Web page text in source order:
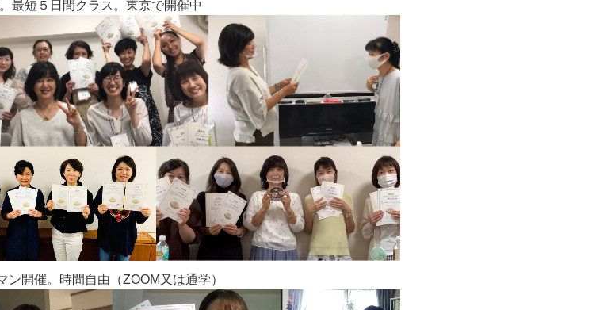
最短５日間クラス。東京で開催中
開催。時間自由（ZOOM又は通学）